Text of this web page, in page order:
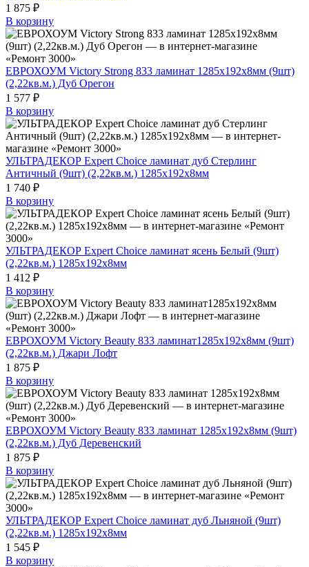
1 875 ₽
В корзину
ЕВРОХОУМ Victory Strong 833 ламинат 1285х192х8мм (9шт)
(2,22кв.м.) Дуб Орегон
1 577 ₽
В корзину
УЛЬТРАДЕКОР Expert Choice ламинат дуб Стерлинг
Античный (9шт) (2,22кв.м.) 1285х192х8мм
1 740 ₽
В корзину
УЛЬТРАДЕКОР Expert Choice ламинат ясень Белый (9шт)
(2,22кв.м.) 1285х192х8мм
1 412 ₽
В корзину
ЕВРОХОУМ Victory Beauty 833 ламинат1285х192х8мм (9шт)
(2,22кв.м.) Джари Лофт
1 875 ₽
В корзину
ЕВРОХОУМ Victory Beauty 833 ламинат 1285х192х8мм (9шт)
(2,22кв.м.) Дуб Деревенский
1 875 ₽
В корзину
УЛЬТРАДЕКОР Expert Choice ламинат дуб Льняной (9шт)
(2,22кв.м.) 1285х192х8мм
1 545 ₽
В корзину